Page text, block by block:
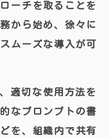
ーチを取ることを
から始め、徐々に
ムーズな導入が可
適切な使用方法を
なプロンプトの書
を、組織内で共有